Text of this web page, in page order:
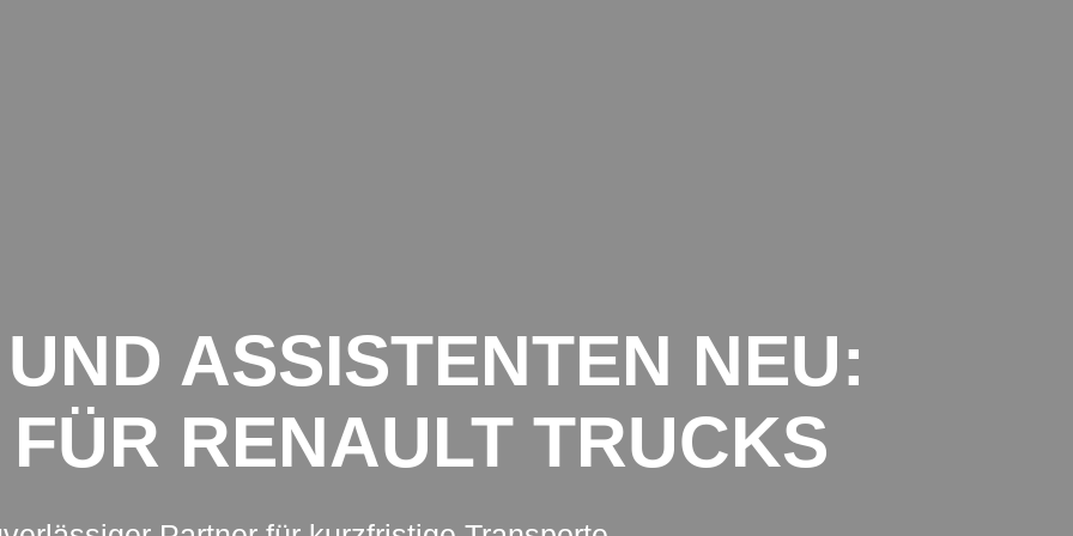
ASSISTENTEN NEU:
RENAULT TRUCKS